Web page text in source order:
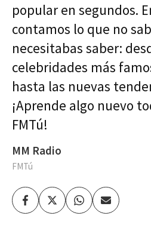
popular en segundos.
contamos lo que no
necesitabas saber:
celebridades más
hasta las nuevas
¡Aprende algo nuevo
FMTú!
MM Radio
FMTú
FacebookTwitterWhatsapp
Enviar
por